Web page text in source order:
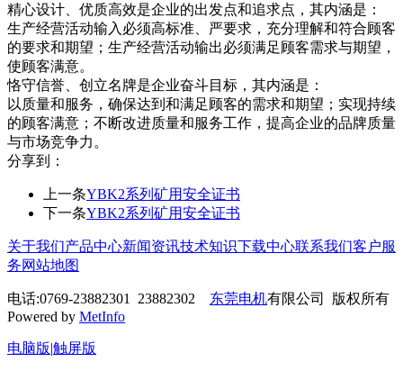
精心设计、优质高效是企业的出发点和追求点，其内涵是：
生产经营活动输入必须高标准、严要求，充分理解和符合顾客
的要求和期望；生产经营活动输出必须满足顾客需求与期望，
使顾客满意。
恪守信誉、创立名牌是企业奋斗目标，其内涵是：
以质量和服务，确保达到和满足顾客的需求和期望；实现持续
的顾客满意；不断改进质量和服务工作，提高企业的品牌质量
与市场竞争力。
分享到：
上一条YBK2系列矿用安全证书
下一条YBK2系列矿用安全证书
关于我们产品中心新闻资讯技术知识下载中心联系我们客户服
务网站地图
电话:0769-23882301 23882302 东莞电机有限公司 版权所有
Powered by MetInfo
电脑版|触屏版